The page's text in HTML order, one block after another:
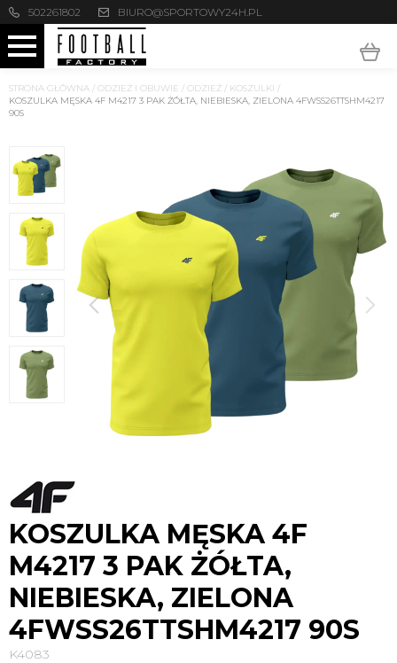
502261802 BIURO@SPORTOWY24H.PL
STRONA GŁÓWNA / ODZIEŻ I OBUWIE / ODZIEŻ / KOSZULKI /
KOSZULKA MĘSKA 4F M4217 3 PAK ŻÓŁTA, NIEBIESKA, ZIELONA 4FWSS26TTSHM4217
90S
KOSZULKA MĘSKA 4F
M4217 3 PAK ŻÓŁTA,
NIEBIESKA, ZIELONA
4FWSS26TTSHM4217 90S
K4083